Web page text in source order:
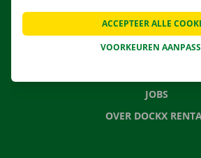
VEELGESTELDE
NIEUWS
JOBS
OVER DOCKX
VOORKEUREN
ACCEPTEER ALLE